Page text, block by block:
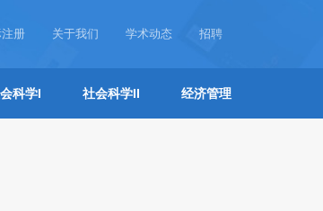
册 关于我们 学术动态 招聘
科学I 社会科学II 经济管理